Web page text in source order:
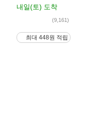
내일(토) 도착
(9,161)
최대 448원 적립